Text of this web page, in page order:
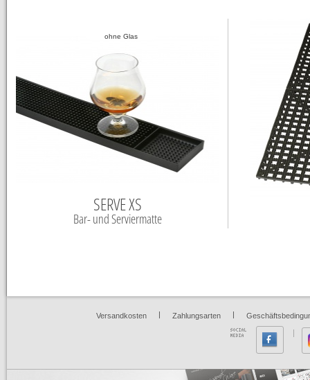
ohne Glas
SERVE XS
Bar- und Serviermatte
Versandkosten | Zahlungsarten |